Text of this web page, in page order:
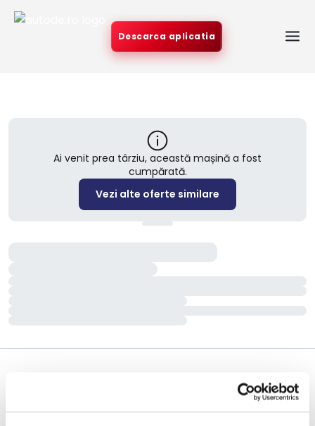
Descarca aplicatia
Ai venit prea târziu, această mașină a fost
cumpărată.
Vezi alte oferte similare